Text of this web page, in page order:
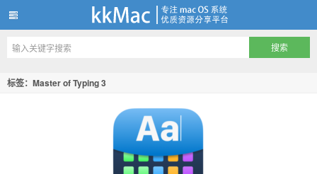
kkMac
标签：Master of Typing 3